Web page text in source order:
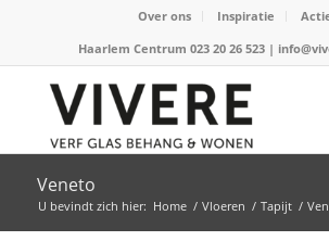
Over ons Inspiratie
Haarlem Centrum 023 20 26 523 |
Veneto
U bevindt zich hier: Home / Vloeren / Tapijt /